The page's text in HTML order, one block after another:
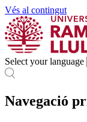
Vés al contingut
Select your language
Navegació